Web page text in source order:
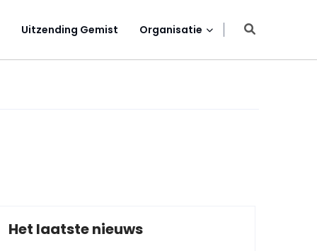
Uitzending Gemist Organisatie
Het laatste nieuws